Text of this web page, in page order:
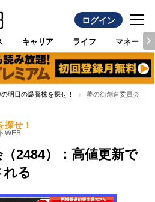
ログイン
キャリア ライフ マネー
明日の爆騰株を探せ！ 夢の街創造委員会（
探せ！
WEB
2484）：高値更新で
る